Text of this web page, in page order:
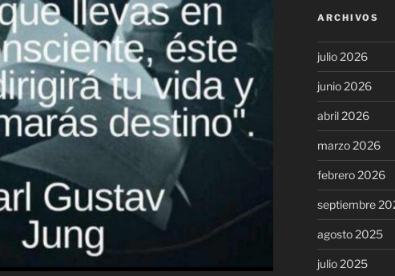
ARCHIVOS
julio 2026
junio 2026
abril 2026
marzo 2026
febrero 2026
septiembre
agosto 2025
julio 2025